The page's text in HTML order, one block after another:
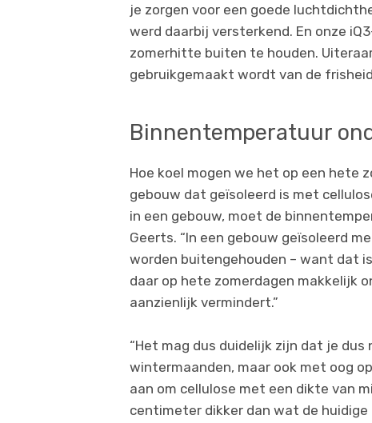
je zorgen voor een goede
werd daarbij versterkend. En onze
zomerhitte buiten te houden.
gebruikgemaakt wordt van de
Binnentemperatuur
Hoe koel mogen we het op een hete
gebouw dat geïsoleerd is met
in een gebouw, moet de
Geerts. “In een gebouw geïsoleerd
worden buitengehouden – want dat
daar op hete zomerdagen makkelijk
aanzienlijk vermindert.”
“Het mag dus duidelijk zijn dat je
wintermaanden, maar ook met oog
aan om cellulose met een dikte van
centimeter dikker dan wat de